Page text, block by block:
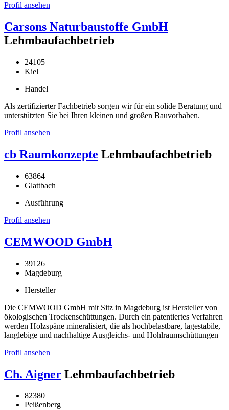
Profil ansehen
Carsons Naturbaustoffe GmbH
Lehmbaufachbetrieb
24105
Kiel
Handel
Als zertifizierter Fachbetrieb sorgen wir für ein solide Beratung und
unterstützten Sie bei Ihren kleinen und großen Bauvorhaben.
Profil ansehen
cb Raumkonzepte Lehmbaufachbetrieb
63864
Glattbach
Ausführung
Profil ansehen
CEMWOOD GmbH
39126
Magdeburg
Hersteller
Die CEMWOOD GmbH mit Sitz in Magdeburg ist Hersteller von
ökologischen Trockenschüttungen. Durch ein patentiertes Verfahren
werden Holzspäne mineralisiert, die als hochbelastbare, lagestabile,
langlebige und nachhaltige Ausgleichs- und Hohlraumschüttungen
Profil ansehen
Ch. Aigner Lehmbaufachbetrieb
82380
Peißenberg